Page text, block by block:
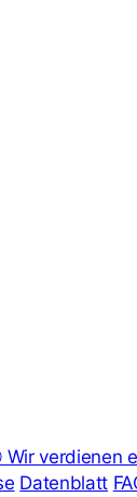
verdienen
Datenblatt